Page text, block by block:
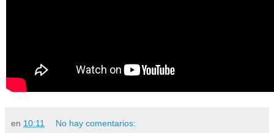
en 10:11 No hay comentarios: